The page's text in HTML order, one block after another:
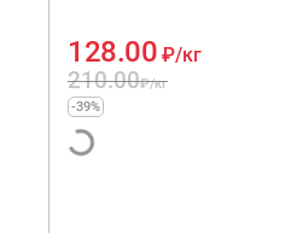
210.00₽/кг
128.00 ₽/кг
-39%